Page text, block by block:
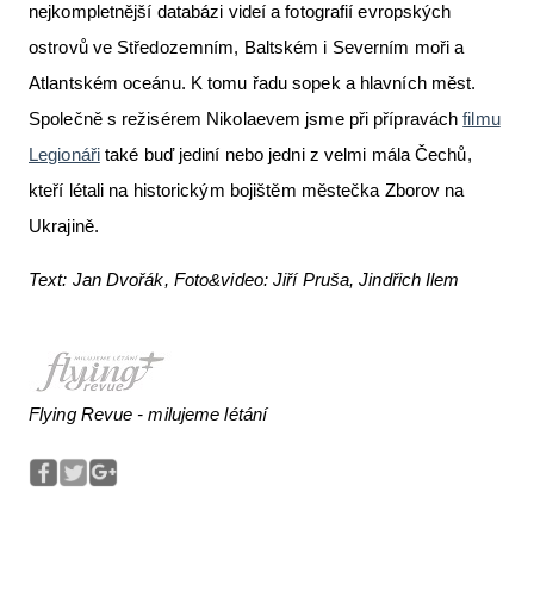
nejkompletnější databázi videí a fotografií evropských
ostrovů ve Středozemním, Baltském i Severním moři a
Atlantském oceánu. K tomu řadu sopek a hlavních měst.
Společně s režisérem Nikolaevem jsme při přípraváchfilmu
Legionářitaké buď jediní nebo jedni z velmi mála Čechů,
kteří létali na historickým bojištěm městečka Zborov na
Ukrajině.
Text: Jan Dvořák, Foto&video: Jiří Pruša, Jindřich Ilem
Flying Revue - milujeme létání